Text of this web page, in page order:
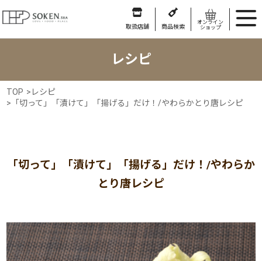
取扱店舗 商品検索
オンライン
ショップ
レシピ
TOP > レシピ
> 「切って」「漬けて」「揚げる」だけ！/やわらかとり唐レシピ
「切って」「漬けて」「揚げる」だけ！/やわらか
とり唐レシピ